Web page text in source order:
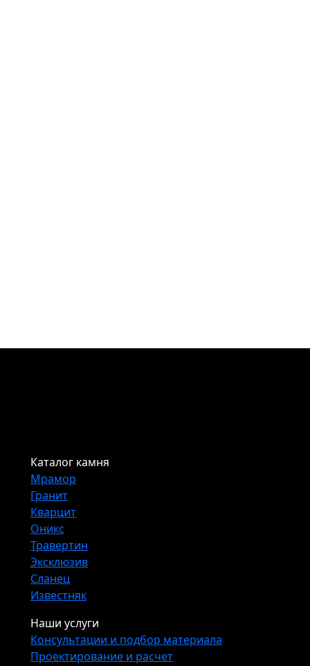
Каталог камня
Мрамор
Гранит
Кварцит
Оникс
Травертин
Эксклюзив
Сланец
Известняк
Наши услуги
Консультации и подбор материала
Проектирование и расчет